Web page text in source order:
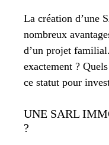
La création d’une
nombreux
d’un projet
exactement ?
ce statut pour
UNE SARL
?